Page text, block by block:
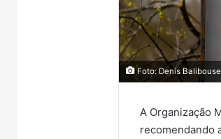
Foto: Denis Balibouse
A Organização
recomendando